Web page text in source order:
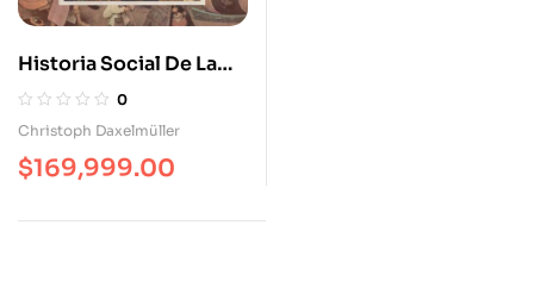
Historia Social De La
Magia
0
Christoph Daxelmüller
$169,999.00